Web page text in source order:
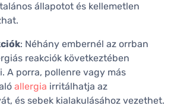
állapotot és kellemetlen
: Néhány embernél az orrban
reakciók következtében
A porra, pollenre vagy más
allergia irritálhatja az
és sebek kialakulásához vezethet.